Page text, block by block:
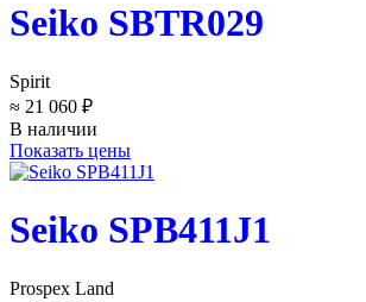
Seiko SBTR029
Spirit
≈ 21 060 ₽
В наличии
Показать цены
Seiko SPB411J1
Prospex Land